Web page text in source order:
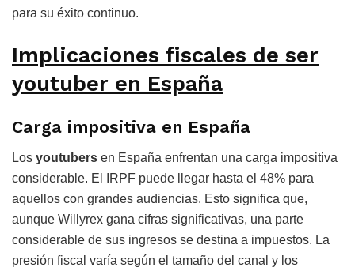
para su éxito continuo.
Implicaciones fiscales de ser
youtuber en España
Carga impositiva en España
Los youtubers en España enfrentan una carga impositiva
considerable. El IRPF puede llegar hasta el 48% para
aquellos con grandes audiencias. Esto significa que,
aunque Willyrex gana cifras significativas, una parte
considerable de sus ingresos se destina a impuestos. La
presión fiscal varía según el tamaño del canal y los